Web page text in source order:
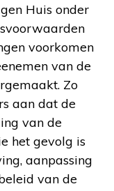
Huis onder
voorkomen
van de
Zo
aan dat de
van de
het gevolg is
aanpassing
van de